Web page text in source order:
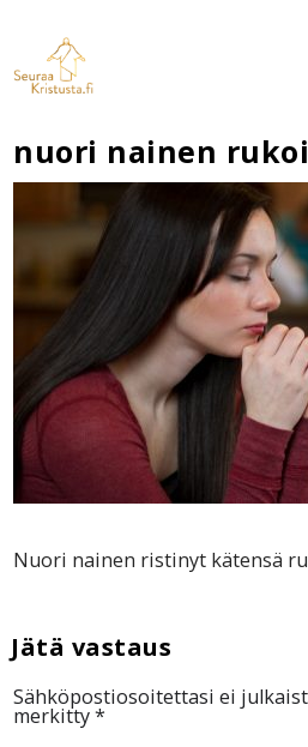
nuori nainen
Nuori nainen ristinyt kätensä
Sähköpostiosoitettasi ei
merkitty*